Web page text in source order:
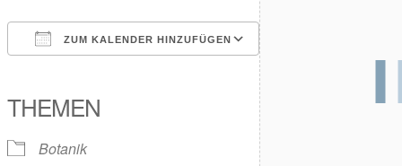
ZUM KALENDER HINZUFÜGEN
Outlook Live
THEMEN
Botanik